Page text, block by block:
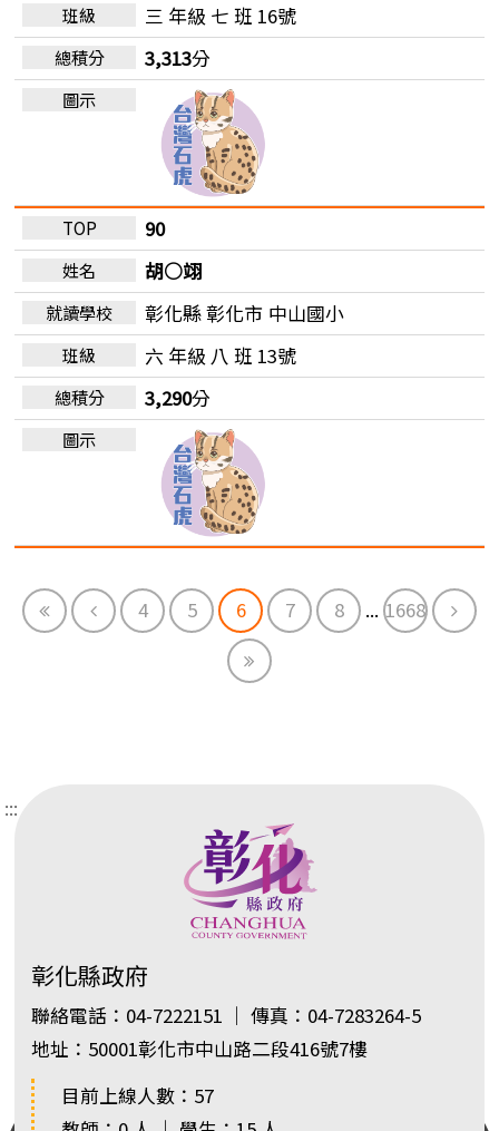
三 年級 七 班 16號
3,313分
90
胡○翊
彰化縣 彰化市 中山國小
六 年級 八 班 13號
3,290分
First Previous
4 5 6 7 8 ... 1668
Next
End
:::
彰化縣政府
聯絡電話：04-7222151 ｜ 傳真：04-7283264-5
地址：50001彰化市中山路二段416號7樓
目前上線人數：57